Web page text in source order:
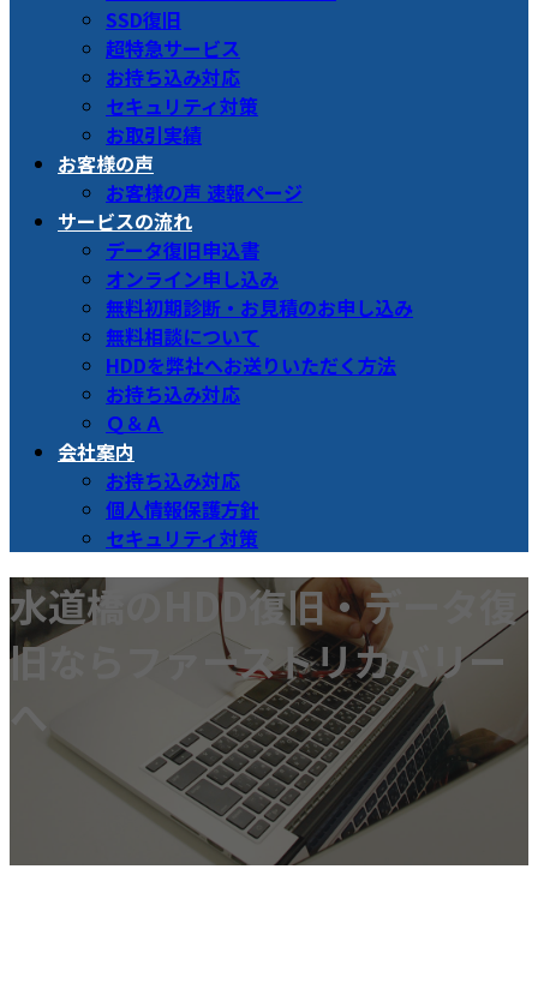
SSD復旧
超特急サービス
お持ち込み対応
セキュリティ対策
お取引実績
お客様の声
お客様の声 速報ページ
サービスの流れ
データ復旧申込書
オンライン申し込み
無料初期診断・お見積のお申し込み
無料相談について
HDDを弊社へお送りいただく方法
お持ち込み対応
Ｑ＆Ａ
会社案内
お持ち込み対応
個人情報保護方針
セキュリティ対策
水道橋のHDD復旧・データ復
旧ならファーストリカバリー